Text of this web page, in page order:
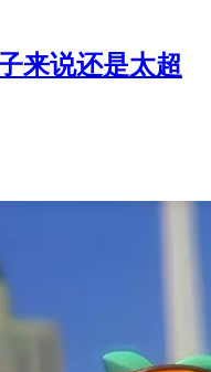
来说还是太超